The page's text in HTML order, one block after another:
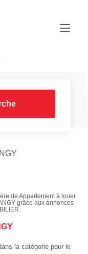
de Appartement à louer
grâce aux annonces
la catégorie pour le